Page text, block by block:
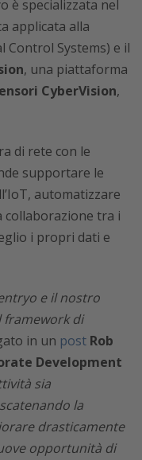
è specializzata nel
applicata alla
Control Systems) e il
, una piattaforma
CyberVision,
di rete con le
supportare le
automatizzare
collaborazione tra i
i propri dati e
e il nostro
framework di
in un post Rob
Development
sia
la
drasticamente
opportunità di